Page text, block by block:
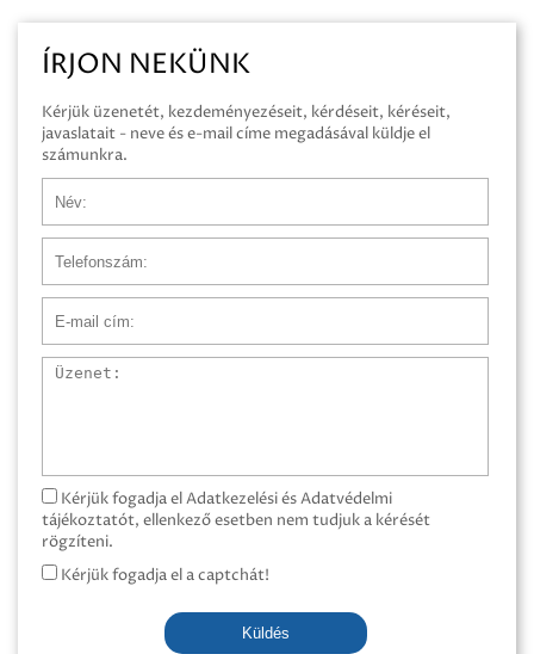
ÍRJON NEKÜNK
Kérjük üzenetét, kezdeményezéseit, kérdéseit, kéréseit,
javaslatait - neve és e-mail címe megadásával küldje el
számunkra.
Üzenet
Kérjük fogadja el Adatkezelési és Adatvédelmi
tájékoztatót, ellenkező esetben nem tudjuk a kérését
rögzíteni.
Kérjük fogadja el a captchát!
Küldés